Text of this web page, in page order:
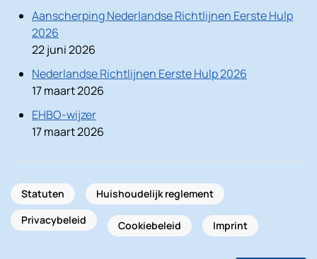
Aanscherping Nederlandse Richtlijnen Eerste Hulp
2026
22 juni 2026
Nederlandse Richtlijnen Eerste Hulp 2026
17 maart 2026
EHBO-wijzer
17 maart 2026
Statuten
Huishoudelijk reglement
Privacybeleid
Cookiebeleid Imprint